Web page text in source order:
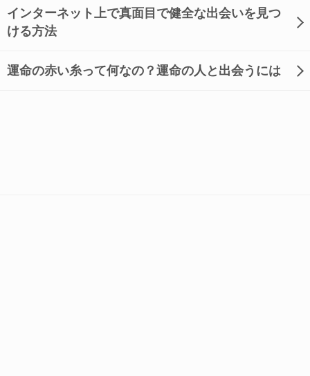
インターネット上で真面目で健全な出会いを見つ
ける方法
運命の赤い糸って何なの？運命の人と出会うには